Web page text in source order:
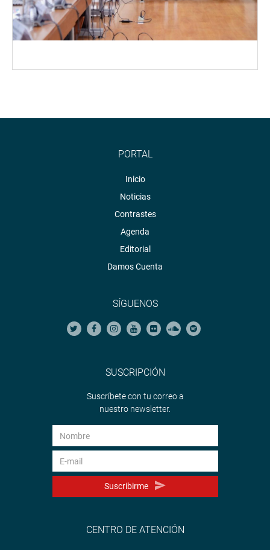
PORTAL
Inicio
Noticias
Contrastes
Agenda
Editorial
Damos Cuenta
SÍGUENOS
SUSCRIPCIÓN
Suscríbete con tu correo a
nuestro newsletter.
Suscribirme
CENTRO DE ATENCIÓN